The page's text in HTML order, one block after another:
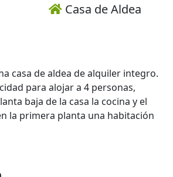
Casa de Aldea
casa de aldea de alquiler integro.
para alojar a 4 personas,
baja de la casa la cocina y el
la primera planta una habitación
y el cuarto de baño.
de Asturias, tales como,